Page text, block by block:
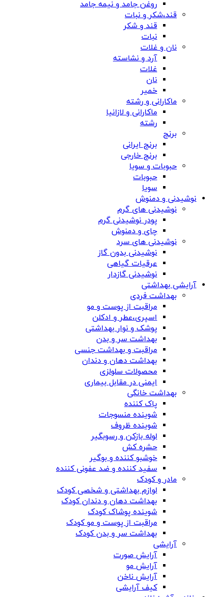
روغن جامد و نیمه جامد
قند،شکر و نبات
قند و شکر
نبات
نان و غلات
آرد و نشاسته
غلات
نان
خمیر
ماکارانی و رشته
ماکارانی و لازانیا
رشته
برنج
برنج ایرانی
برنج خارجی
حبوبات و سویا
حبوبات
سویا
نوشیدنی و دمنوش
نوشیدنی های گرم
پودر نوشیدنی گرم
چای و دمنوش
نوشیدنی های سرد
نوشیدنی بدون گاز
عرقیات گیاهی
نوشیدنی گازدار
آرایشی بهداشتی
بهداشت فردی
مراقبت از پوست و مو
اسپری،عطر و ادکلن
پوشک و نوار بهداشتی
بهداشت سر و بدن
مراقبت و بهداشت جنسی
بهداشت دهان و دندان
محصولات سلولزی
ایمنی در مقابل بیماری
بهداشت خانگی
پاک کننده
شوینده منسوجات
شوینده ظروف
لوله بازکن و رسوبگیر
حشره کش
خوشبو کننده و بوگیر
سفید کننده و ضد عفونی کننده
مادر و کودک
لوازم بهداشتی و شخصی کودک
بهداشت دهان و دندان کودک
شوینده پوشاک کودک
مراقبت از پوست و مو کودک
بهداشت سر و بدن کودک
آرایشی
آرایش صورت
آرایش مو
آرایش ناخن
کیف آرایشی